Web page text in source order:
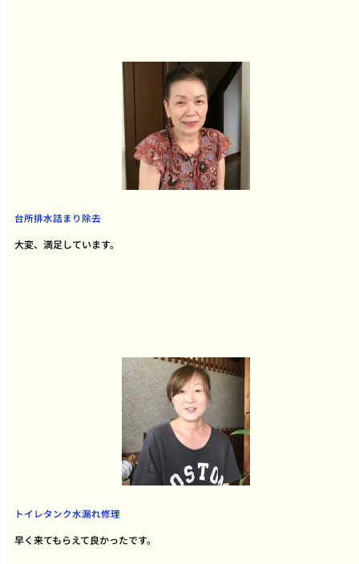
台所排水詰まり除去
大変、満足しています。
トイレタンク水漏れ修理
早く来てもらえて良かったです。